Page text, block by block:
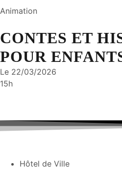
Animation
CONTES ET
POUR
Le 22/03/2026
15h
Hôtel de Ville